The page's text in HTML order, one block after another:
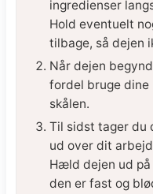
ingredienser
Hold eventuelt
tilbage, så dejen
Når dejen
fordel bruge
skålen.
Til sidst tager du
ud over dit
Hæld dejen ud
den er fast og